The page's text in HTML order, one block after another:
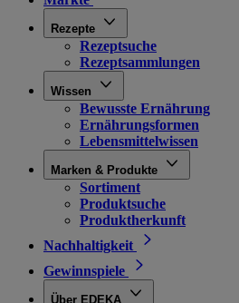
Rezepte
Rezeptsuche
Rezeptsammlungen
Wissen
Bewusste Ernährung
Ernährungsformen
Lebensmittelwissen
Marken & Produkte
Sortiment
Produktsuche
Produktherkunft
Nachhaltigkeit
Gewinnspiele
Über EDEKA